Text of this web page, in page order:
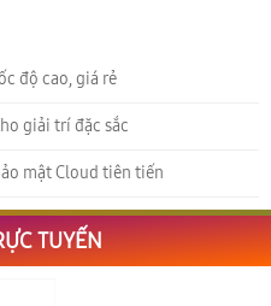
độ cao, giá rẻ
giải trí đặc sắc
mật Cloud tiên tiến
TUYẾN